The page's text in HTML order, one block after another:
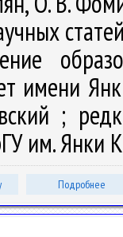
имени
;
им. Янки
Подробнее